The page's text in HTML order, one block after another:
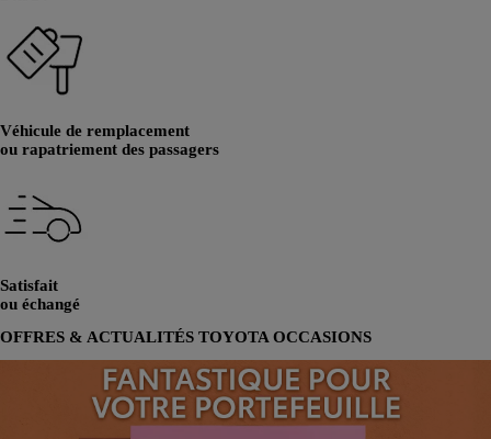
Véhicule de remplacement
ou rapatriement des passagers
Satisfait
ou échangé
OFFRES & ACTUALITÉS TOYOTA OCCASIONS